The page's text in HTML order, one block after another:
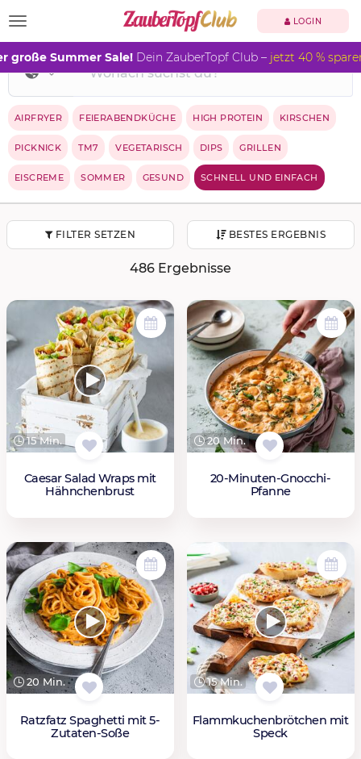
TOGGLE NAVIGATION LOGIN
große Summer Sale! Dein ZauberTopf Club – jetzt 40 %
AIRFRYER FEIERABENDKÜCHE HIGH PROTEIN KIRSCHEN
PICKNICK TM7 VEGETARISCH DIPS GRILLEN
EISCREME SOMMER GESUND SCHNELL UND EINFACH
FILTER SETZEN BESTES ERGEBNIS
486 Ergebnisse
15 Min.
Caesar Salad Wraps mit
Hähnchenbrust
20 Min.
20-Minuten-Gnocchi-
Pfanne
20 Min.
Ratzfatz Spaghetti mit 5-
Zutaten-Soße
15 Min.
Flammkuchenbrötchen mit
Speck